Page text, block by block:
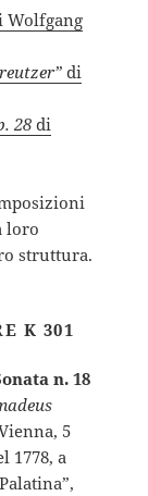
Wolfgang
di
28 di
loro
struttura.
K 301
n. 18
5
1778, a